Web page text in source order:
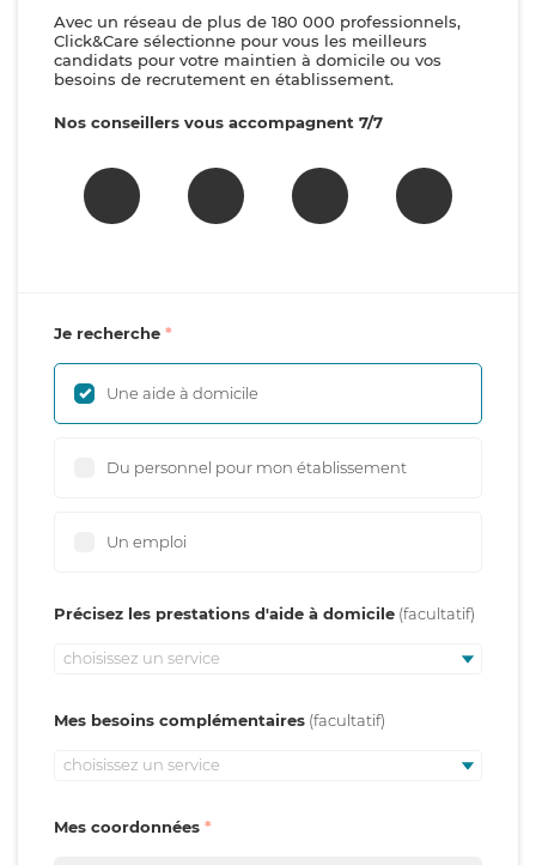
Avec un réseau de plus de 180 000 professionnels,
Click&Care sélectionne pour vous les meilleurs
candidats pour votre maintien à domicile ou vos
besoins de recrutement en établissement.
Nos conseillers vous accompagnent 7/7
Je recherche
Une aide à domicile
Du personnel pour mon établissement
Un emploi
Précisez les prestations d'aide à domicile
choisissez un service
Mes besoins complémentaires
choisissez un service
Mes coordonnées